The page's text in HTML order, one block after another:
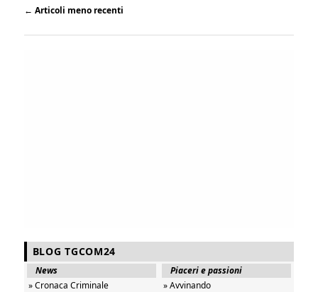
← Articoli meno recenti
BLOG TGCOM24
News
» Cronaca Criminale
Piaceri e passioni
» Avvinando